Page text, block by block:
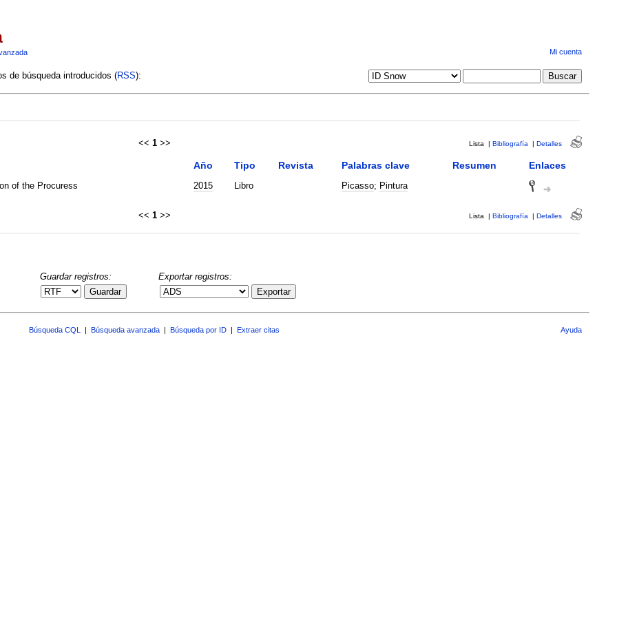
Mi cuenta
de búsqueda introducidos (RSS):
<< 1 >> Lista | Bibliografía | Detalles
Año Tipo Revista Palabras clave Resumen Enlaces
of the Procuress 2015 Libro Picasso; Pintura
<< 1 >> Lista | Bibliografía | Detalles
Guardar registros:
Guardar
Exportar registros:
Exportar
Búsqueda CQL Búsqueda avanzada Búsqueda por ID Extraer citas Ayuda